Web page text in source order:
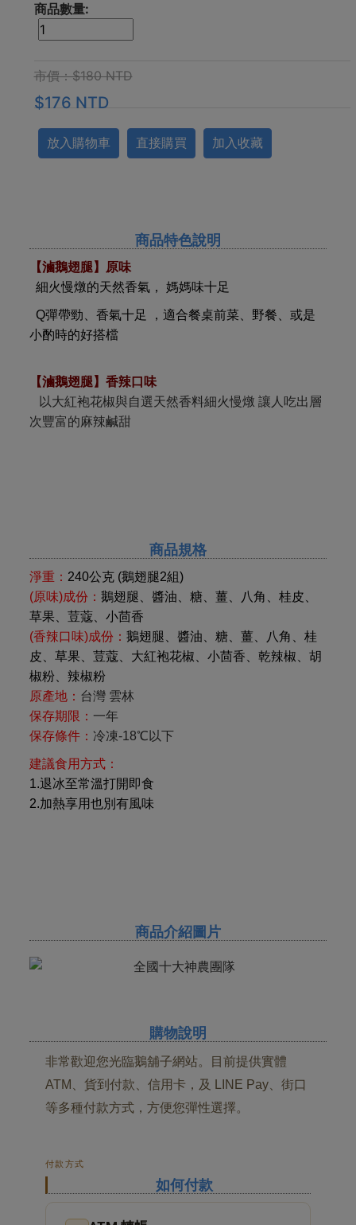
商品數量:
市價：$180 NTD
$176 NTD
放入購物車 直接購買 加入收藏
商品特色說明
【滷鵝翅腿】原味
細火慢燉的天然香氣，
媽媽味十足
Q彈帶勁、香氣十足
，適合餐桌前菜、野餐、或是
小酌時的好搭檔
【滷鵝翅腿】香辣口味
以大紅袍花椒與自選天然香料細火慢燉 讓人吃出層
次豐富的麻辣鹹甜
商品規格
淨重： 240公克 (鵝翅腿2組)
(原味)成份： 鵝翅腿、醬油、糖、薑、八角、桂皮、
草果、荳蔻、小茴香
(香辣口味)成份： 鵝翅腿、醬油、糖、薑、八角、桂
皮、草果、荳蔻、大紅袍花椒、小茴香、乾辣椒、胡
椒粉、辣椒粉
原產地： 台灣 雲林
保存期限： 一年
保存條件： 冷凍-18℃以下
建議食用方式：
1.退冰至常溫打開即食
2.加熱享用也別有風味
商品介紹圖片
購物說明
非常歡迎您光臨鵝舖子網站。目前提供實體
ATM、貨到付款、信用卡，及 LINE Pay、街口
等多種付款方式，方便您彈性選擇。
付款方式
如何付款